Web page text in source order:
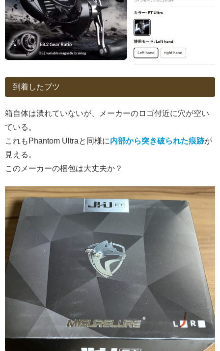
到着したブツ
箱自体は潰れていないが、メーカーのロゴ付近に穴が空い
ている。
これもPhantom Ultraと同様に内部から突き破られた痕跡が
見える。
このメーカーの梱包は大丈夫か？